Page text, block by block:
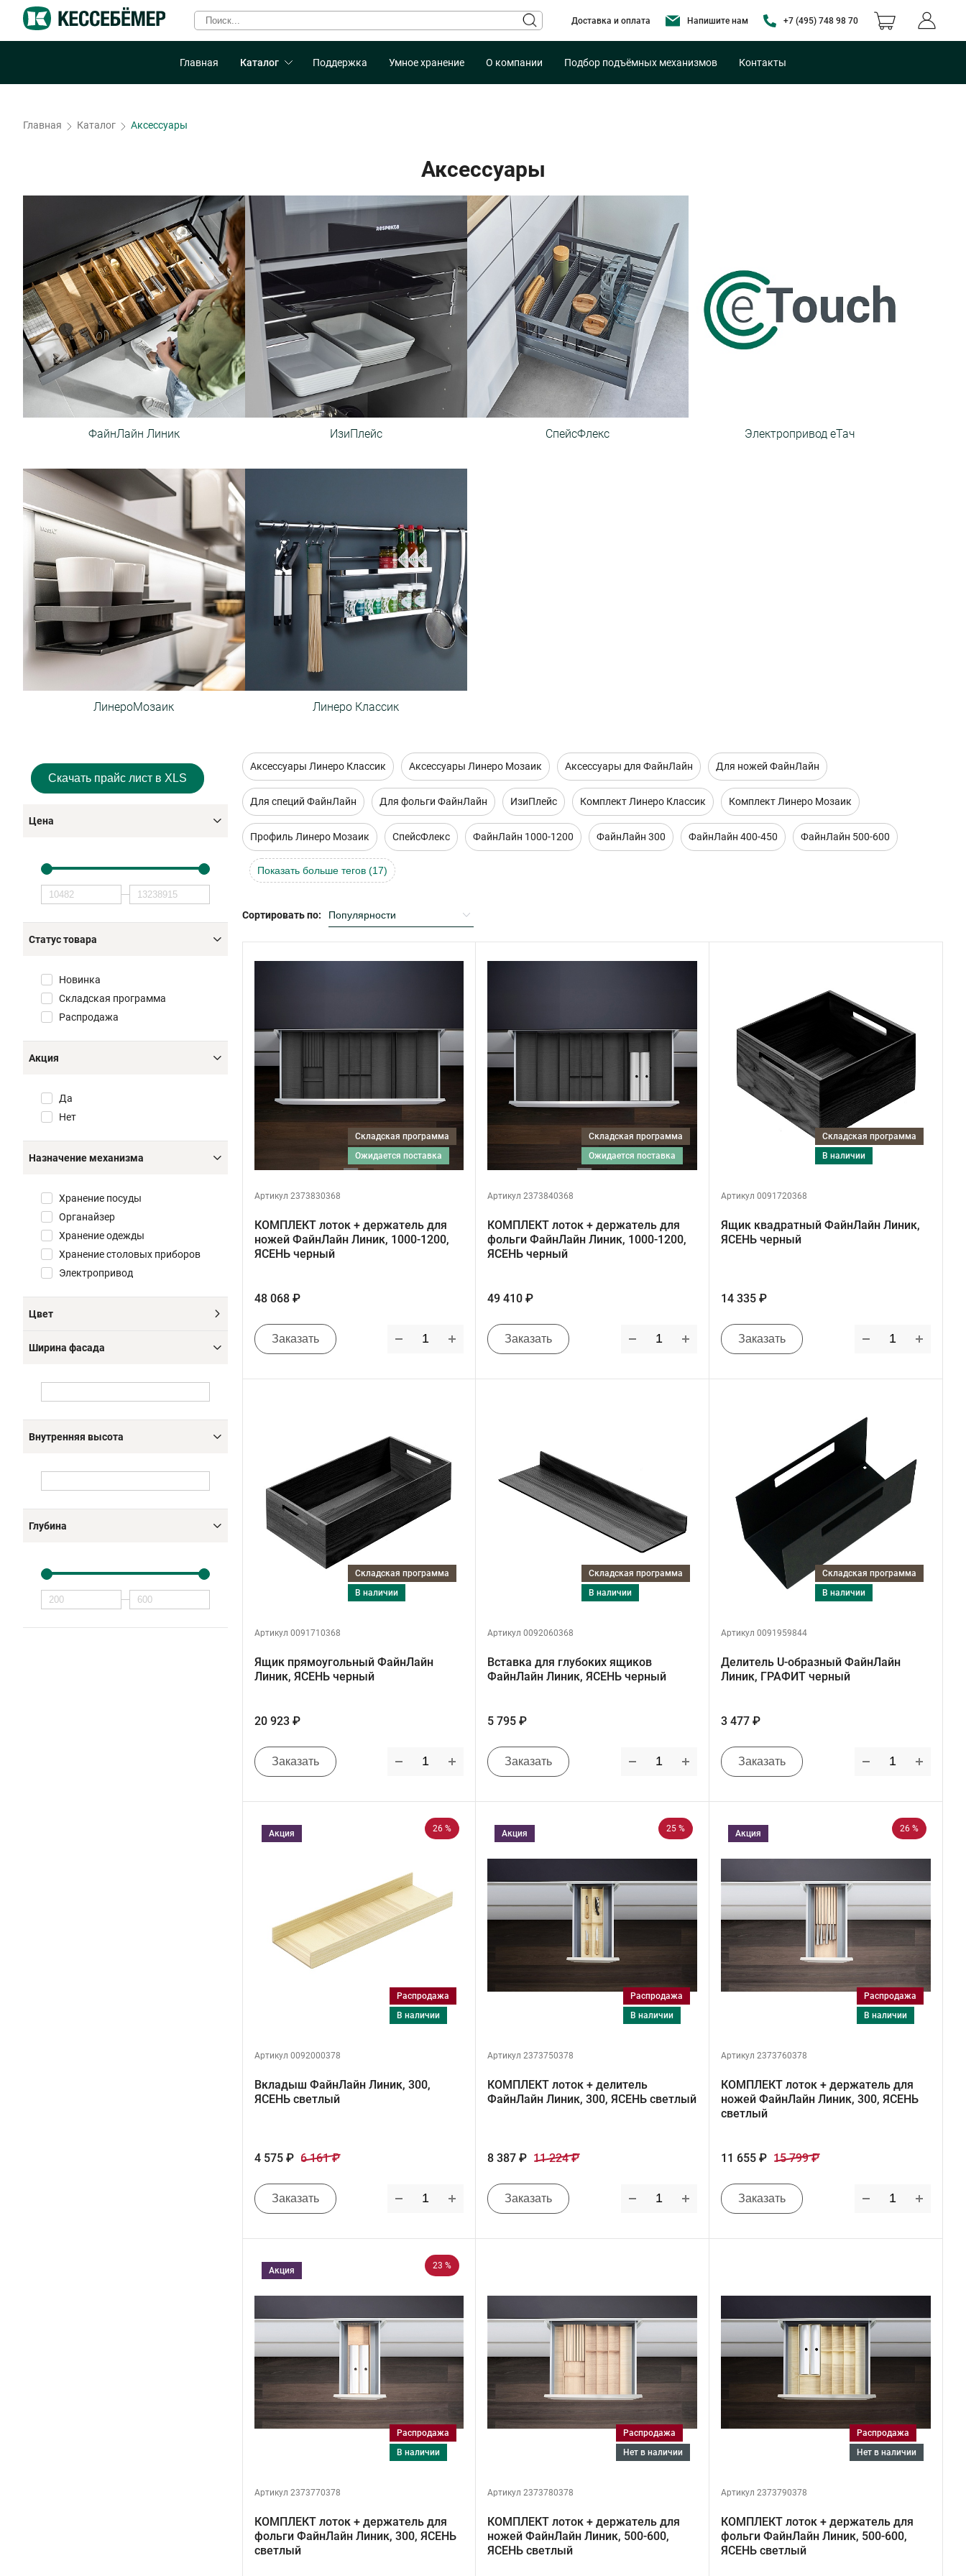
Доставка и оплата Напишите нам +7 (495) 748 98 70
Главная Каталог Поддержка Умное хранение О компании Подбор подъёмных механизмов Контакты
Главная Каталог Аксессуары
Аксессуары
ФайнЛайн Линик ИзиПлейс СпейсФлекс Электропривод еТач
ЛинероМозаик Линеро Классик
Скачать прайс лист в XLS
Цена
Статус товара
Новинка
Складская программа
Распродажа
Акция
Да
Нет
Назначение механизма
Хранение посуды
Органайзер
Хранение одежды
Хранение столовых приборов
Электропривод
Цвет
Ширина фасада
Внутренняя высота
Глубина
Аксессуары Линеро Классик Аксессуары Линеро Мозаик Аксессуары для ФайнЛайн Для ножей ФайнЛайн
Для специй ФайнЛайн Для фольги ФайнЛайн ИзиПлейс Комплект Линеро Классик Комплект Линеро Мозаик
Профиль Линеро Мозаик СпейсФлекс ФайнЛайн 1000-1200 ФайнЛайн 300 ФайнЛайн 400-450 ФайнЛайн 500-600
Показать больше тегов (17)
Сортировать по:
Складская программа
ожидается поставка
Артикул 2373830368
КОМПЛЕКТ лоток + держатель для
ножей ФайнЛайн Линик, 1000-1200,
ЯСЕНЬ черный
48 068 ₽
Заказать
Складская программа
ожидается поставка
Артикул 2373840368
КОМПЛЕКТ лоток + держатель для
фольги ФайнЛайн Линик, 1000-1200,
ЯСЕНЬ черный
49 410 ₽
Заказать
Складская программа
в наличии
Артикул 0091720368
Ящик квадратный ФайнЛайн Линик,
ЯСЕНЬ черный
14 335 ₽
Заказать
Складская программа
в наличии
Артикул 0091710368
Ящик прямоугольный ФайнЛайн
Линик, ЯСЕНЬ черный
20 923 ₽
Заказать
Складская программа
в наличии
Артикул 0092060368
Вставка для глубоких ящиков
ФайнЛайн Линик, ЯСЕНЬ черный
5 795 ₽
Заказать
Складская программа
в наличии
Артикул 0091959844
Делитель U-образный ФайнЛайн
Линик, ГРАФИТ черный
3 477 ₽
Заказать
26 %
Распродажа
в наличии
Акция
Артикул 0092000378
Вкладыш ФайнЛайн Линик, 300,
ЯСЕНЬ светлый
4 575 ₽ 6 161 ₽
Заказать
25 %
Распродажа
в наличии
Акция
Артикул 2373750378
КОМПЛЕКТ лоток + делитель
ФайнЛайн Линик, 300, ЯСЕНЬ светлый
8 387 ₽ 11 224 ₽
Заказать
26 %
Распродажа
в наличии
Акция
Артикул 2373760378
КОМПЛЕКТ лоток + держатель для
ножей ФайнЛайн Линик, 300, ЯСЕНЬ
светлый
11 655 ₽ 15 799 ₽
Заказать
23 %
Распродажа
в наличии
Акция
Артикул 2373770378
КОМПЛЕКТ лоток + держатель для
фольги ФайнЛайн Линик, 300, ЯСЕНЬ
светлый
Распродажа
Нет в наличии
Артикул 2373780378
КОМПЛЕКТ лоток + держатель для
ножей ФайнЛайн Линик, 500-600,
ЯСЕНЬ светлый
Распродажа
Нет в наличии
Артикул 2373790378
КОМПЛЕКТ лоток + держатель для
фольги ФайнЛайн Линик, 500-600,
ЯСЕНЬ светлый